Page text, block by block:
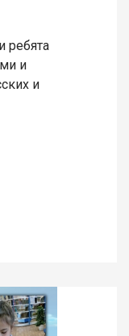
ребята
и
и